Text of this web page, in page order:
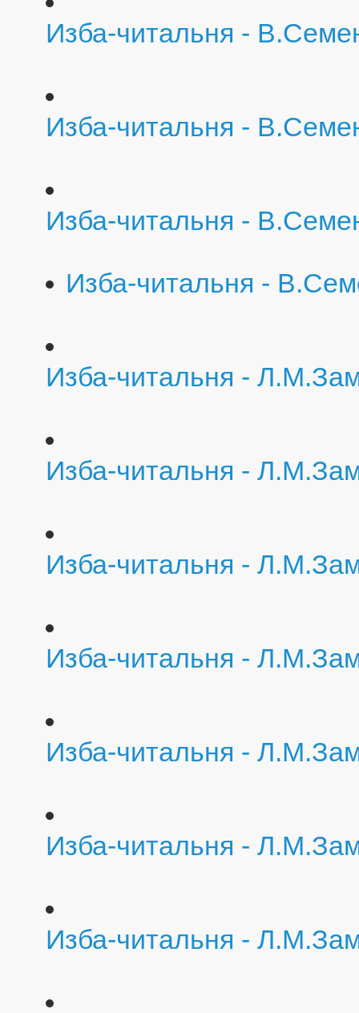
Изба-читальня -
Изба-читальня -
Изба-читальня -
Изба-читальня -
Изба-читальня -
Изба-читальня -
Изба-читальня -
Изба-читальня -
Изба-читальня -
Изба-читальня -
Изба-читальня -